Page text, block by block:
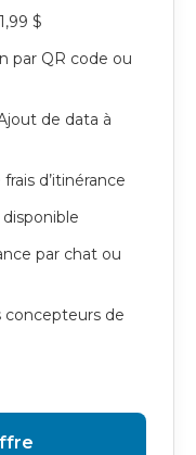
$
par QR code ou
de data à
d’itinérance
par chat ou
concepteurs de